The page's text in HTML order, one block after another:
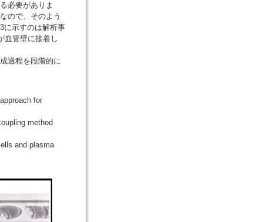
必要がありま
ので、そのよう
に示すのは解析事
血管壁に接着し
過程を段階的に
for
method
and plasma